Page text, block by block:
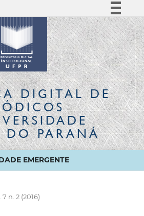
Simplifique!
Comunica BR
Participe
Acesso à informação
Legislação
Canais
DIGITALDE
DO PARANÁ
EMERGENTE
7 n. 2 (2016)